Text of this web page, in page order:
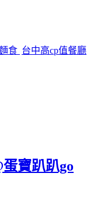
食 台中高cp值餐廳
寶趴趴go